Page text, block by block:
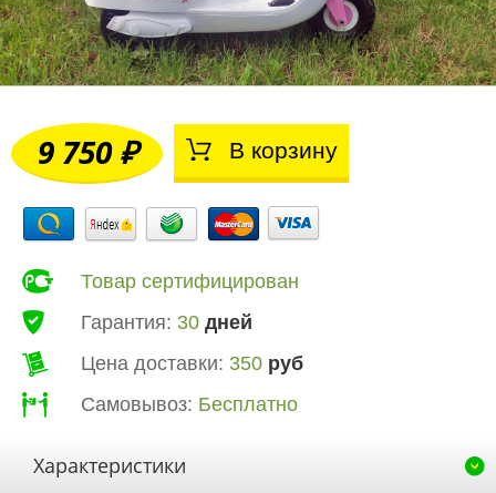
9 750 ₽ В корзину
Товар сертифицирован
Гарантия: 30 дней
Цена доставки: 350 руб
Самовывоз: Бесплатно
Характеристики